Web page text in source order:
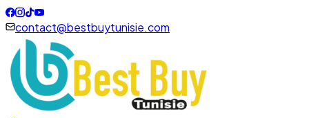
contact@bestbuytunisie.com